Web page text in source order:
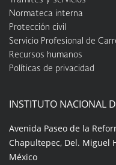
Normateca interna
Protección civil
Servicio Profesional de
Recursos humanos
Políticas de privacidad
INSTITUTO NACIONAL
Avenida Paseo de la
Chapultepec, Del. Miguel
México